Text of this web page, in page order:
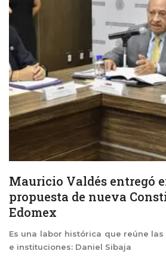
Mauricio Valdés entregó
propuesta de nueva
Edomex
Es una labor histórica que reúne
e instituciones: Daniel Sibaja